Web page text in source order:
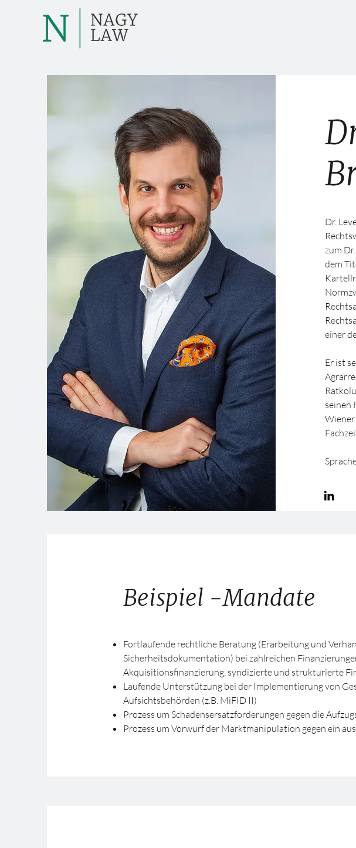
Dr.
zum
dem
einer
Er ist
seinen
Wiener
Beispiel -Mandate
Fortlaufende rechtliche Beratung (Erarbeitung und
Sicherheitsdokumentation) bei zahlreichen
Akquisitionsfinanzierung, syndizierte und strukturierte
Laufende Unterstützung bei der Implementierung von
Aufsichtsbehörden (z.B. MiFID II)
Prozess um Schadensersatzforderungen gegen die
Prozess um Vorwurf der Marktmanipulation gegen ein